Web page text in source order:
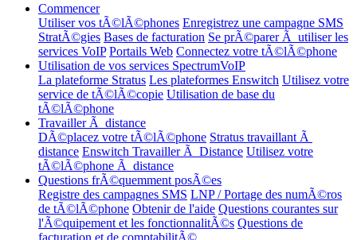
Commencer
Utiliser vos tÃ©lÃ©phones Enregistrez une campagne SMS
StratÃ©gies Bases de facturation Se prÃ©parer Ã utiliser les
services VoIP Portails Web Connectez votre tÃ©lÃ©phone
Utilisation de vos services SpectrumVoIP
La plateforme Stratus Les plateformes Enswitch Utilisez votre
service de tÃ©lÃ©copie Utilisation de base du
tÃ©lÃ©phone
Travailler Ã distance
DÃ©placez votre tÃ©lÃ©phone Stratus travaillant Ã
distance Enswitch Travailler Ã Distance Utilisez votre
tÃ©lÃ©phone Ã distance
Questions frÃ©quemment posÃ©es
Registre des campagnes SMS LNP / Portage des numÃ©ros
de tÃ©lÃ©phone Obtenir de l'aide Questions courantes sur
l'Ã©quipement et les fonctionnalitÃ©s Questions de
facturation et de comptabilitÃ©